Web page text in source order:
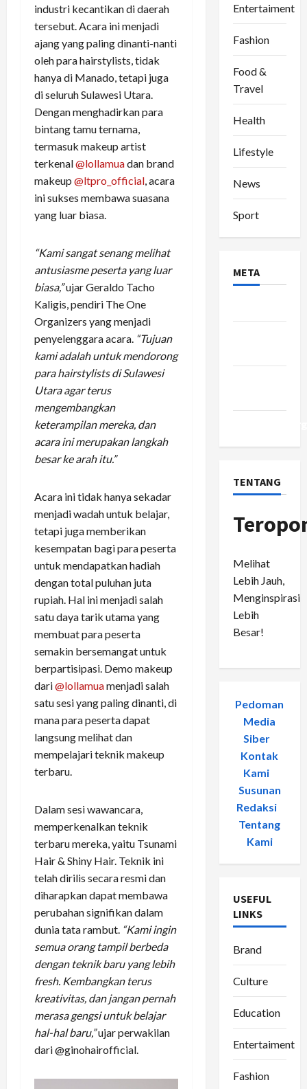
industri kecantikan di daerah
tersebut. Acara ini menjadi
ajang yang paling dinanti-nanti
oleh para hairstylists, tidak
hanya di Manado, tetapi juga
di seluruh Sulawesi Utara.
Dengan menghadirkan para
bintang tamu ternama,
termasuk makeup artist
terkenal@lollamuadan brand
makeup @ltpro_official , acara
ini sukses membawa suasana
yang luar biasa.
“Kami sangat senang melihat
antusiasme peserta yang luar
biasa,”ujar Geraldo Tacho
Kaligis, pendiri The One
Organizers yang menjadi
penyelenggara acara. “Tujuan
kami adalah untuk mendorong
para hairstylists di Sulawesi
Utara agar terus
mengembangkan
keterampilan mereka, dan
acara ini merupakan langkah
besar ke arah itu.”
Acara ini tidak hanya sekadar
menjadi wadah untuk belajar,
tetapi juga memberikan
kesempatan bagi para peserta
untuk mendapatkan hadiah
dengan total puluhan juta
rupiah. Hal ini menjadi salah
satu daya tarik utama yang
membuat para peserta
semakin bersemangat untuk
berpartisipasi. Demo makeup
dari@lollamuamenjadi salah
satu sesi yang paling dinanti, di
mana para peserta dapat
langsung melihat dan
mempelajari teknik makeup
terbaru.
Dalam sesi wawancara,
memperkenalkan teknik
terbaru mereka, yaitu Tsunami
Hair & Shiny Hair. Teknik ini
telah dirilis secara resmi dan
diharapkan dapat membawa
perubahan signifikan dalam
dunia tata rambut. “Kami ingin
semua orang tampil berbeda
dengan teknik baru yang lebih
fresh. Kembangkan terus
kreativitas, dan jangan pernah
merasa gengsi untuk belajar
hal-hal baru,”ujar perwakilan
dari @ginohairofficial.
Entertaiment
Fashion
Food &
Travel
Health
Lifestyle
News
Sport
META
TENTANG
Melihat
Lebih Jauh,
Menginspirasi
Lebih
Besar!
Pedoman
Media
Siber-
Kontak
Kami
Susunan
Redaksi-
Tentang
Kami
USEFUL
LINKS
Brand
Culture
Education
Entertaiment
Fashion